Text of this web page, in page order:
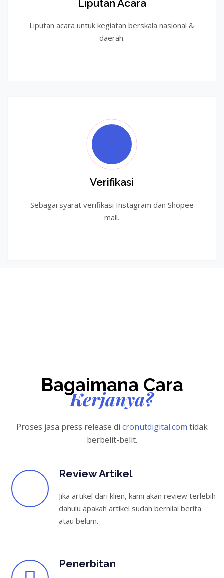
Liputan Acara
Liputan acara untuk kegiatan berskala nasional &
daerah.
Verifikasi
Sebagai syarat verifikasi Instagram dan Shopee
mall.
Bagaimana Cara
Kerjanya?
Proses jasa press release di cronutdigital.com tidak
berbelit-belit.
Review Artikel
Jika artikel dari klien, kami akan review terlebih
dahulu apakah artikel sudah bernilai berita
atau belum.
Penerbitan